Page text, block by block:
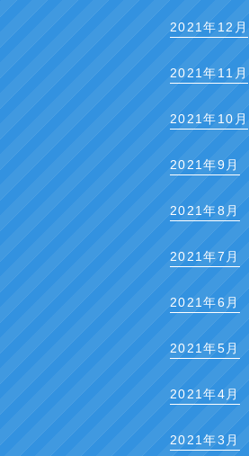
2021年12月
2021年11月
2021年10月
2021年9月
2021年8月
2021年7月
2021年6月
2021年5月
2021年4月
2021年3月